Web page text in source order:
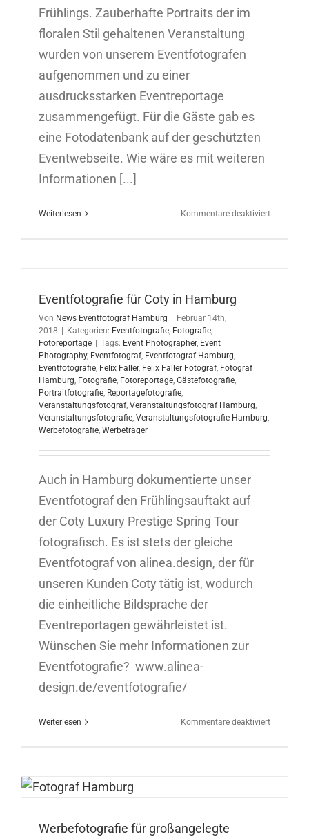
Frühlings. Zauberhafte Portraits der im
floralen Stil gehaltenen Veranstaltung
wurden von unserem Eventfotografen
aufgenommen und zu einer
ausdrucksstarken Eventreportage
zusammengefügt. Für die Gäste gab es
eine Fotodatenbank auf der geschützten
Eventwebseite. Wie wäre es mit weiteren
Informationen [...]
Weiterlesen Kommentare deaktiviertfür
Eventfotografie für Coty in Hamburg
Von News Eventfotograf Hamburg
Februar 14th,
2018
Kategorien: Eventfotografie, Fotografie,
Fotoreportage
Tags: Event Photographer, Event
Photography, Eventfotograf, Eventfotograf Hamburg,
Eventfotografie, Felix Faller, Felix Faller Fotograf, Fotograf
Hamburg, Fotografie, Fotoreportage, Gästefotografie,
Portraitfotografie, Reportagefotografie,
Veranstaltungsfotograf, Veranstaltungsfotograf Hamburg,
Veranstaltungsfotografie, Veranstaltungsfotografie Hamburg,
Werbefotografie, Werbeträger
Auch in Hamburg dokumentierte unser
Eventfotograf den Frühlingsauftakt auf
der Coty Luxury Prestige Spring Tour
fotografisch. Es ist stets der gleiche
Eventfotograf von alinea.design, der für
unseren Kunden Coty tätig ist, wodurch
die einheitliche Bildsprache der
Eventreportagen gewährleistet ist.
Wünschen Sie mehr Informationen zur
Eventfotografie? www.alinea-
design.de/eventfotografie/
Weiterlesen Kommentare deaktiviertfür
Werbefotografie für großangelegte